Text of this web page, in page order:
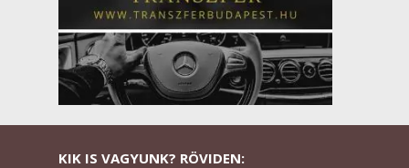
KIK IS VAGYUNK? RÖVIDEN: